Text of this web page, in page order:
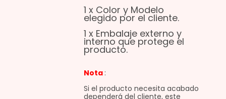
1 x Color y Modelo
elegido por el cliente.
1 x Embalaje externo y
interno que protege el
producto.
Nota :
Si el producto necesita acabado
dependerá del cliente, este